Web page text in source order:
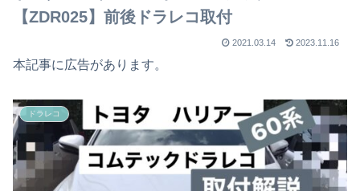
【ZDR025】前後ドラレコ取付
2021.03.14 2023.11.16
本記事に広告があります。
ドラレコ